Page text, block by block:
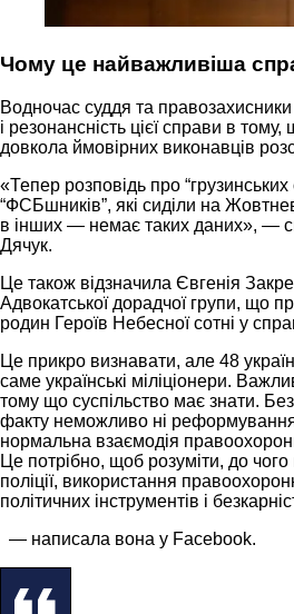
Чому це найважливіша
Водночас суддя та
і резонансність цієї справи в
довкола ймовірних виконавців
«Тепер розповідь про “грузинських
“ФСБшників”, які сиділи на
в інших — немає таких даних», —
Дячук.
Це також відзначила Євгенія
Адвокатської дорадчої групи, що
родин Героїв Небесної сотні у
Це прикро визнавати, але 48
саме українські міліціонери.
тому що суспільство має знати.
факту неможливо ні реформування
нормальна взаємодія
Це потрібно, щоб розуміти, до
поліції, використання
політичних інструментів і
— написала вона у Facebook.